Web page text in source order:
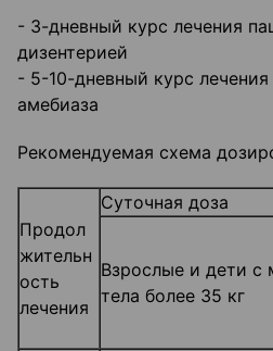
- 3-дневный курс лечения
дизентерией
- 5-10-дневный курс
амебиаза
Рекомендуемая схема
Продол
жительн
ость
лечения
Суточная доза
Взрослые и дети с
тела более 35 кг